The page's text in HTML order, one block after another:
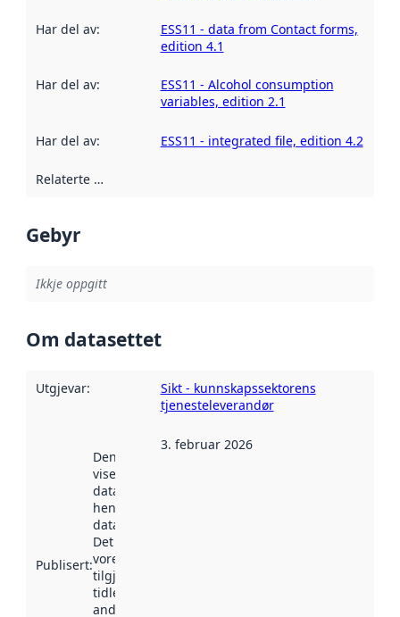
Har del av:
ESS11 - data from Contact forms,
edition 4.1
Har del av:
ESS11 - Alcohol consumption
variables, edition 2.1
Har del av: ESS11 - integrated file, edition 4.2
Relaterte ressursar
Gebyr
Ikkje oppgitt
Om datasettet
Utgjevar:
Sikt - kunnskapssektorens
tjenesteleverandør
Publisert:
Denne datoen
viser når
datasettet vart
henta inn av
data.norge.no.
Det kan ha
vore
tilgjengeleg
tidlegare
andre stader.
3. februar 2026